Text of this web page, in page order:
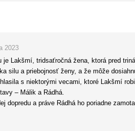
2023
je Lakšmí, tridsaťročná žena, ktorá pred
silu a priebojnosť ženy, a že môže
s niektorými vecami, ktoré Lakšmí
– Málik a Rádhá.
dopredu a práve Rádhá ho poriadne